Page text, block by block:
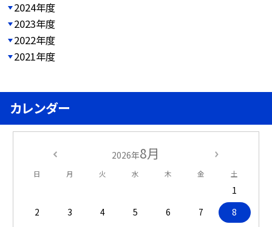
2024年度
2023年度
2022年度
2021年度
カレンダー
2026年8月
日 月 火 水 木 金 土
1
2
3 4 5 6 7
8